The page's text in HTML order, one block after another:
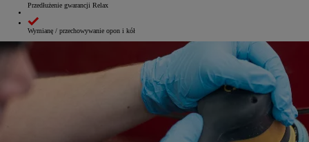
Przedłużenie gwarancji Relax
Wymianę / przechowywanie opon i kół